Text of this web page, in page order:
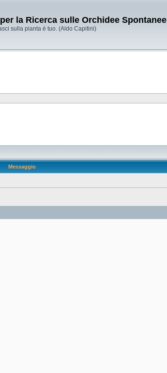
la Ricerca sulle Orchidee Spontanee
sulla pianta è tuo. (Aldo Capitini)
Messaggio